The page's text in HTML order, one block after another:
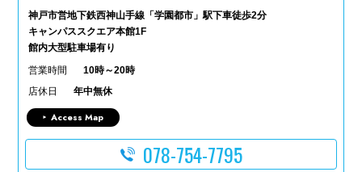
神戸市営地下鉄西神山手線「学園都市」駅下車徒歩2分
キャンパススクエア本館1F
館内大型駐車場有り
営業時間
10時～20時
店休日
年中無休
Access Map
078-754-7795